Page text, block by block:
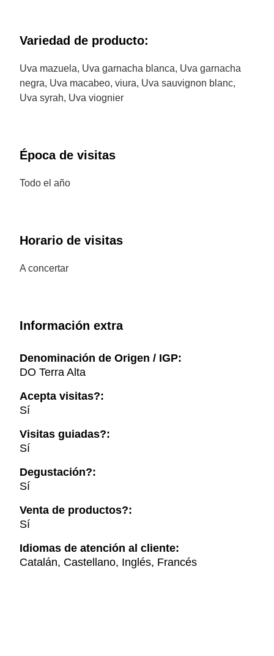
Variedad de producto:
Uva mazuela, Uva garnacha blanca, Uva garnacha
negra, Uva macabeo, viura, Uva sauvignon blanc,
Uva syrah, Uva viognier
Época de visitas
Todo el año
Horario de visitas
A concertar
Información extra
Denominación de Origen / IGP:
DO Terra Alta
Acepta visitas?:
Sí
Visitas guiadas?:
Sí
Degustación?:
Sí
Venta de productos?:
Sí
Idiomas de atención al cliente:
Catalán, Castellano, Inglés, Francés